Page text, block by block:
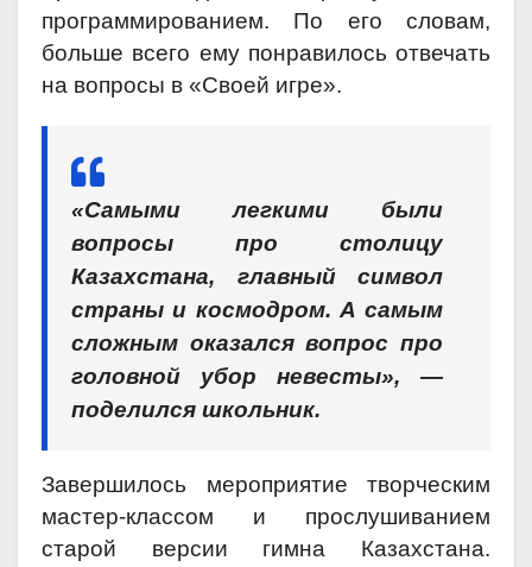
программированием. По его словам,
больше всего ему понравилось отвечать
на вопросы в «Своей игре».
«Самыми легкими были
вопросы про столицу
Казахстана, главный символ
страны и космодром. А самым
сложным оказался вопрос про
головной убор невесты», —
поделился школьник.
Завершилось мероприятие творческим
мастер-классом и прослушиванием
старой версии гимна Казахстана.